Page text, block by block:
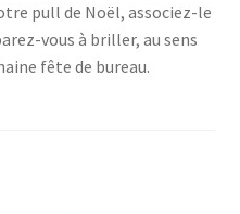
pull de Noël, associez-le
vous à briller, au sens
fête de bureau.